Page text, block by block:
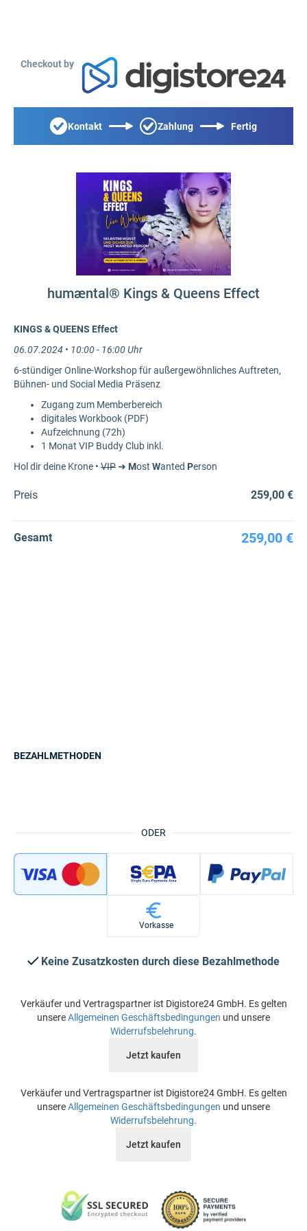
Checkout by
Kontakt Zahlung Fertig
humæntal® Kings & Queens Effect
KINGS & QUEENS Effect
06.07.2024 • 10:00 - 16:00 Uhr
6-stündiger Online-Workshop für außergewöhnliches Auftreten,
Bühnen- und Social Media Präsenz
Zugang zum Memberbereich
digitales Workbook (PDF)
Aufzeichnung (72h)
1 Monat VIP Buddy Club inkl.
Hol dir deine Krone • VIP➜ Most Wanted Person
Preis 259,00 €
Gesamt 259,00 €
ODER
BEZAHLMETHODEN
Vorkasse
Keine Zusatzkosten durch diese Bezahlmethode
Verkäufer und Vertragspartner ist Digistore24 GmbH. Es gelten
unsereAllgemeinen Geschäftsbedingungen und unsere
Widerrufsbelehrung.
Jetzt kaufen
Verkäufer und Vertragspartner ist Digistore24 GmbH. Es gelten
unsereAllgemeinen Geschäftsbedingungen und unsere
Widerrufsbelehrung.
Jetzt kaufen